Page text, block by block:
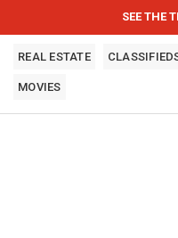
SEE THE
REAL ESTATE
MOVIES